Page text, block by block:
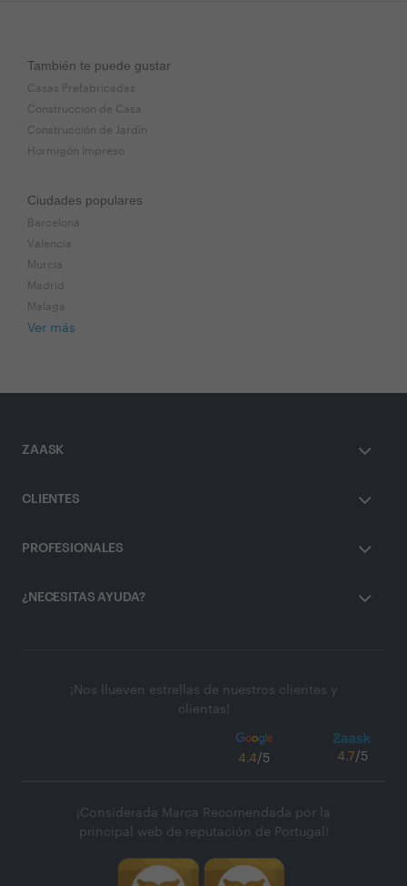
También te puede gustar
Casas Prefabricadas
Construcción de Casa
Construcción de Jardín
Hormigón Impreso
Ciudades populares
Barcelona
Valencia
Murcia
Madrid
Malaga
Ver más
ZAASK
CLIENTES
PROFESIONALES
¿NECESITAS AYUDA?
¡Nos llueven estrellas de nuestros clientes y
clientas!
4.4/5 4.7/5
¡Considerada Marca Recomendada por la
principal web de reputación de Portugal!